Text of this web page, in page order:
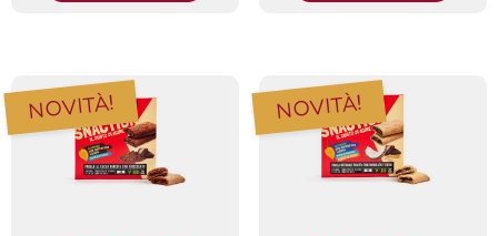
NOVITÀ! NOVITÀ!